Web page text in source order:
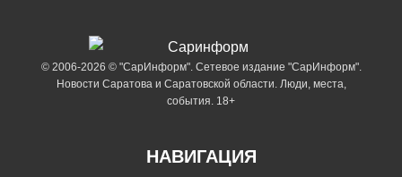
© 2006-2026 © "СарИнформ". Сетевое издание "СарИнформ".
Новости Саратова и Саратовской области. Люди, места,
события. 18+
НАВИГАЦИЯ